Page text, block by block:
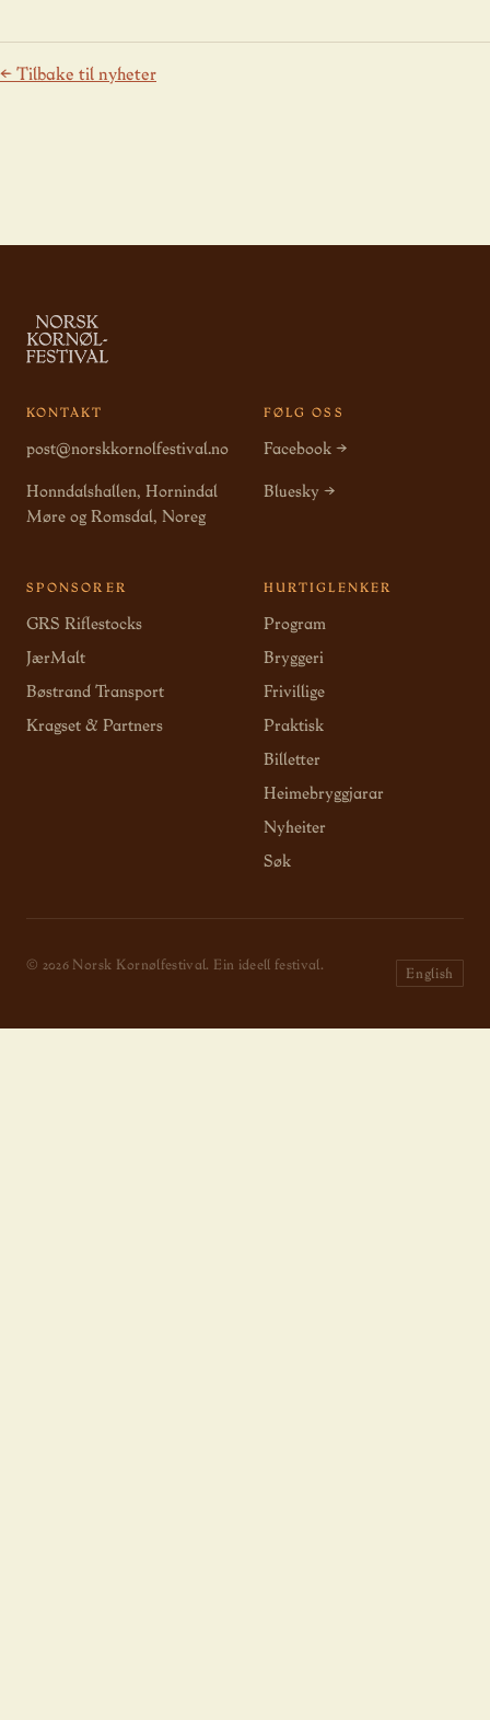
← Tilbake til nyheter
KONTAKT
post@norskkornolfestival.no
Honndalshallen, Hornindal
Møre og Romsdal, Noreg
FØLG OSS
Facebook →
Bluesky →
SPONSORER
GRS Riflestocks
JærMalt
Bøstrand Transport
Kragset & Partners
HURTIGLENKER
Program
Bryggeri
Frivillige
Praktisk
Billetter
Heimebryggjarar
Nyheiter
Søk
© 2026 Norsk Kornølfestival. Ein ideell festival.
English